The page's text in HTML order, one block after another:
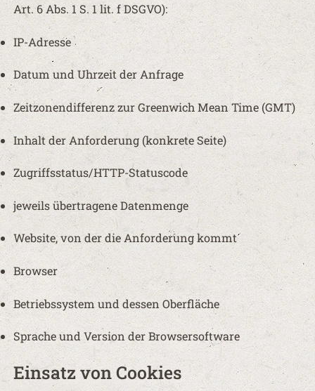
Art. 6 Abs. 1 S. 1 lit. f DSGVO):
IP-Adresse
Datum und Uhrzeit der Anfrage
Zeitzonendifferenz zur Greenwich Mean Time (GMT)
Inhalt der Anforderung (konkrete Seite)
Zugriffsstatus/HTTP-Statuscode
jeweils übertragene Datenmenge
Website, von der die Anforderung kommt
Browser
Betriebssystem und dessen Oberfläche
Sprache und Version der Browsersoftware
Einsatz von Cookies